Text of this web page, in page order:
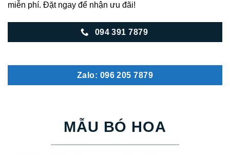
miễn phí. Đặt ngay để nhận ưu đãi!
094 391 7879
Zalo: 096 205 7879
MẪU BÓ HOA